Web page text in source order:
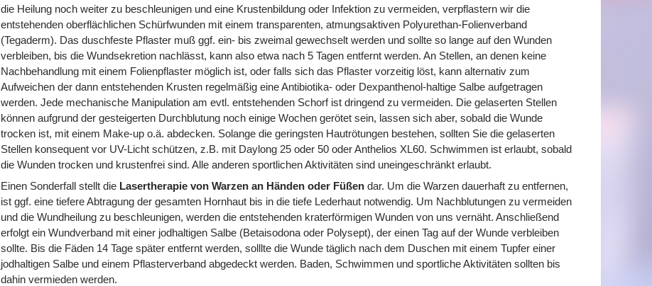
die Heilung noch weiter zu beschleunigen und eine Krustenbildung oder Infektion zu vermeiden, verpflastern wir die
entstehenden oberflächlichen Schürfwunden mit einem transparenten, atmungsaktiven Polyurethan-Folienverband
(Tegaderm). Das duschfeste Pflaster muß ggf. ein- bis zweimal gewechselt werden und sollte so lange auf den Wunden
verbleiben, bis die Wundsekretion nachlässt, kann also etwa nach 5 Tagen entfernt werden. An Stellen, an denen keine
Nachbehandlung mit einem Folienpflaster möglich ist, oder falls sich das Pflaster vorzeitig löst, kann alternativ zum
Aufweichen der dann entstehenden Krusten regelmäßig eine Antibiotika- oder Dexpanthenol-haltige Salbe aufgetragen
werden. Jede mechanische Manipulation am evtl. entstehenden Schorf ist dringend zu vermeiden. Die gelaserten Stellen
können aufgrund der gesteigerten Durchblutung noch einige Wochen gerötet sein, lassen sich aber, sobald die Wunde
trocken ist, mit einem Make-up o.ä. abdecken. Solange die geringsten Hautrötungen bestehen, sollten Sie die gelaserten
Stellen konsequent vor UV-Licht schützen, z.B. mit Daylong 25 oder 50 oder Anthelios XL60. Schwimmen ist erlaubt, sobald
die Wunden trocken und krustenfrei sind. Alle anderen sportlichen Aktivitäten sind uneingeschränkt erlaubt.
Einen Sonderfall stellt die Lasertherapie von Warzen an Händen oder Füßen dar. Um die Warzen dauerhaft zu entfernen,
ist ggf. eine tiefere Abtragung der gesamten Hornhaut bis in die tiefe Lederhaut notwendig. Um Nachblutungen zu vermeiden
und die Wundheilung zu beschleunigen, werden die entstehenden kraterförmigen Wunden von uns vernäht. Anschließend
erfolgt ein Wundverband mit einer jodhaltigen Salbe (Betaisodona oder Polysept), der einen Tag auf der Wunde verbleiben
sollte. Bis die Fäden 14 Tage später entfernt werden, solllte die Wunde täglich nach dem Duschen mit einem Tupfer einer
jodhaltigen Salbe und einem Pflasterverband abgedeckt werden. Baden, Schwimmen und sportliche Aktivitäten sollten bis
dahin vermieden werden.